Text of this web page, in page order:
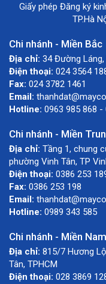
Giấy phép Đăng ký
TP.Hà
Chi nhánh - Miền Bắc
Địa chỉ: 34 Đường
Điện thoại: 024 3564
Fax: 024 3782 1461
Email:
Hotline: 0963 985 868 -
Chi nhánh - Miền
Địa chỉ: Tầng 1, chung
phường Vinh Tân, TP
Điện thoại: 0386 253
Fax: 0386 253 198
Email:
Hotline: 0989 343 585
Chi nhánh - Miền Nam
Địa chỉ: 815/7 Hương
Tân, TPHCM
Điện thoại: 028 3869